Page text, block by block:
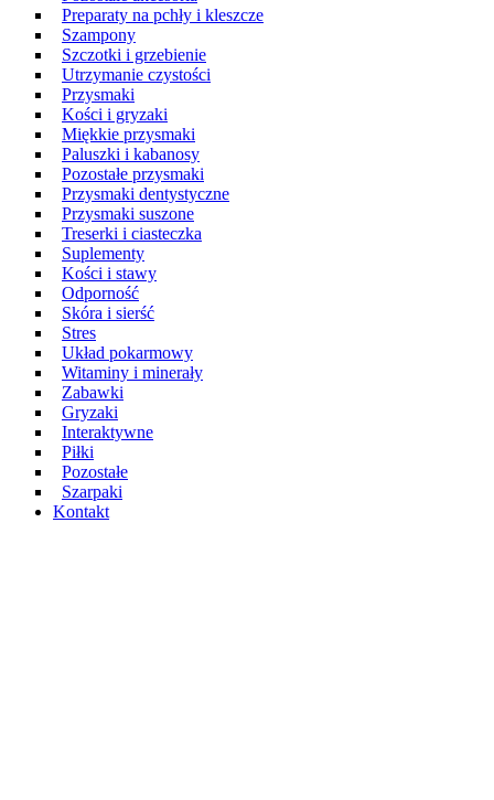
Preparaty na pchły i kleszcze
Szampony
Szczotki i grzebienie
Utrzymanie czystości
Przysmaki
Kości i gryzaki
Miękkie przysmaki
Paluszki i kabanosy
Pozostałe przysmaki
Przysmaki dentystyczne
Przysmaki suszone
Treserki i ciasteczka
Suplementy
Kości i stawy
Odporność
Skóra i sierść
Stres
Układ pokarmowy
Witaminy i minerały
Zabawki
Gryzaki
Interaktywne
Piłki
Pozostałe
Szarpaki
Kontakt